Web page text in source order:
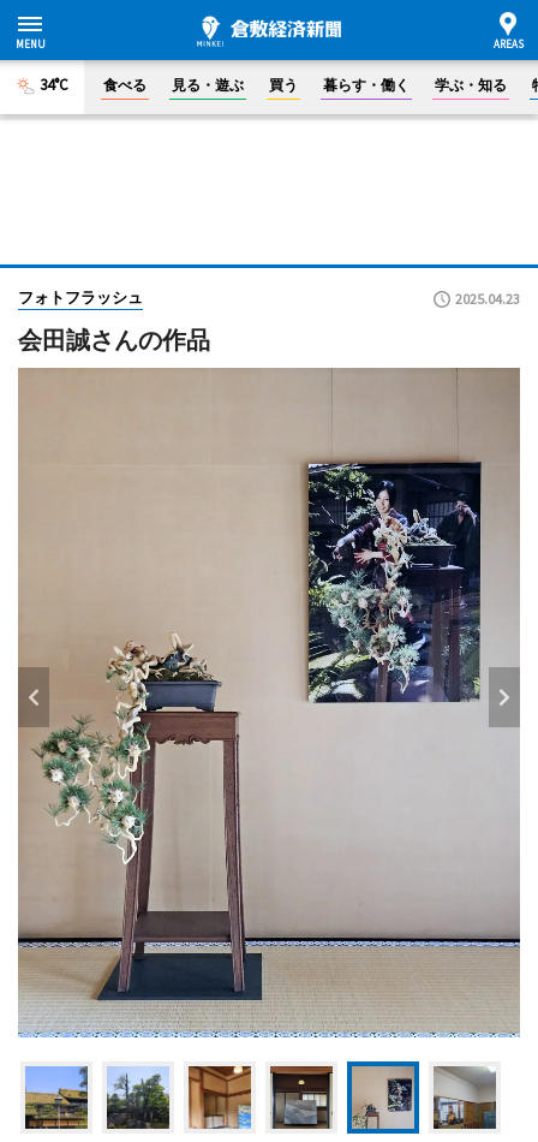
34°C 食べる 見る・遊ぶ 買う 暮らす・働く 学ぶ・知る
フォトフラッシュ 2025.04.23
会田誠さんの作品